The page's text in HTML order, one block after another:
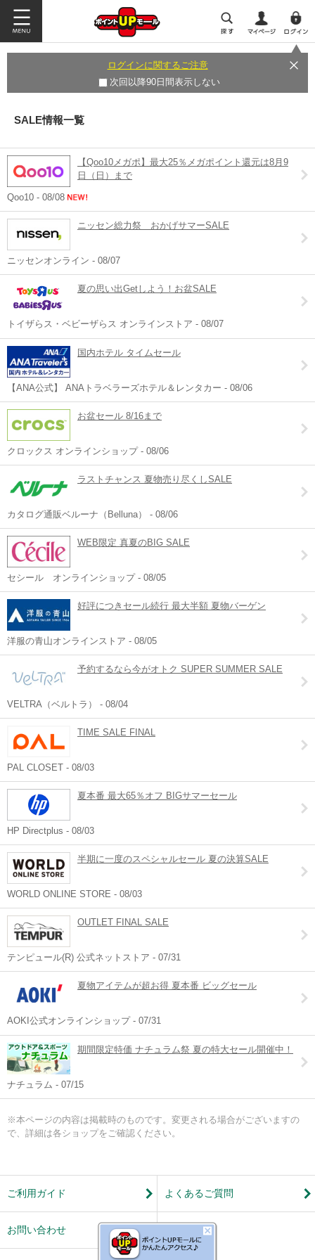
ログインに関するご注意
次回以降90日間表示しない
SALE情報一覧
【Qoo10メガポ】最大25％メガポイント還元は8月9
日（日）まで
Qoo10 - 08/08
ニッセン総力祭 おかげサマーSALE
ニッセンオンライン - 08/07
夏の思い出Getしよう！お盆SALE
トイザらス・ベビーザらス オンラインストア - 08/07
国内ホテル タイムセール
【ANA公式】 ANAトラベラーズホテル＆レンタカー - 08/06
お盆セール 8/16まで
クロックス オンラインショップ - 08/06
ラストチャンス 夏物売り尽くしSALE
カタログ通販ベルーナ（Belluna） - 08/06
WEB限定 真夏のBIG SALE
セシール オンラインショップ - 08/05
好評につきセール続行 最大半額 夏物バーゲン
洋服の青山オンラインストア - 08/05
予約するなら今がオトク SUPER SUMMER SALE
VELTRA（ベルトラ） - 08/04
TIME SALE FINAL
PAL CLOSET - 08/03
夏本番 最大65％オフ BIGサマーセール
HP Directplus - 08/03
半期に一度のスペシャルセール 夏の決算SALE
WORLD ONLINE STORE - 08/03
OUTLET FINAL SALE
テンピュール(R) 公式ネットストア - 07/31
夏物アイテムが超お得 夏本番 ビッグセール
AOKI公式オンラインショップ - 07/31
期間限定特価 ナチュラム祭 夏の特大セール開催中！
ナチュラム - 07/15
※本ページの内容は掲載時のものです。変更される場合がございますの
で、詳細は各ショップをご確認ください。
ご利用ガイド よくあるご質問
お問い合わせ